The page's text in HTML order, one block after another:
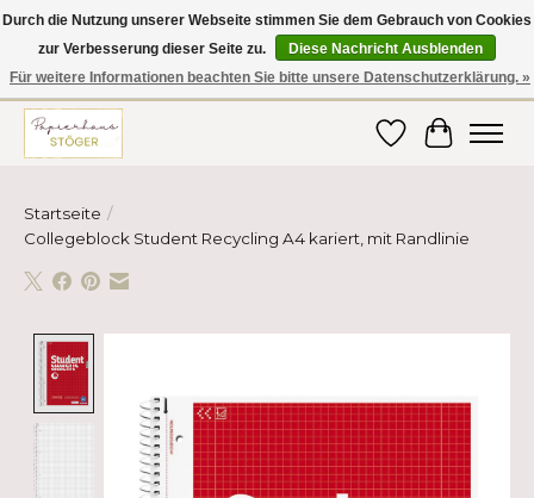
Hier finden Sie hochwertige Produkte im Bereich Schule, Büro, Papier,
Schreiben und vieles mehr! Erhalten Sie Ihre Bestellung bequem nach
Hause oder ins Büro geliefert!
Wunschzettel
Ihr
Startseite /
Collegeblock Student Recycling A4 kariert, mit Randlinie
Durch die Nutzung unserer Webseite stimmen Sie dem Gebrauch von Cookies
zur Verbesserung dieser Seite zu.
Diese Nachricht Ausblenden
Für weitere Informationen beachten Sie bitte unsere Datenschutzerklärung. »